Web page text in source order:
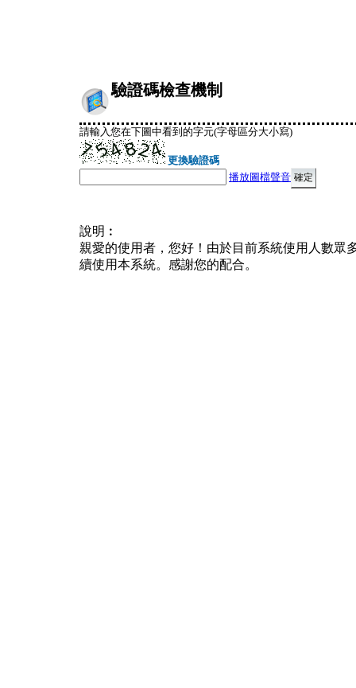
驗證碼檢查機制
請輸入您在下圖中看到的字元(字母區分大小寫)
更換驗證碼
播放圖檔聲音
說明︰
親愛的使用者，您好！由於目前系統使用人數眾
續使用本系統。感謝您的配合。